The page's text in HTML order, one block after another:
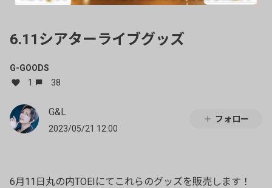
6.11シアターライブグッズ
G-GOODS
1
38
G&L
2023/05/21 12:00
フォロー
6月11日丸の内TOEIにてこれらのグッズを販売します！